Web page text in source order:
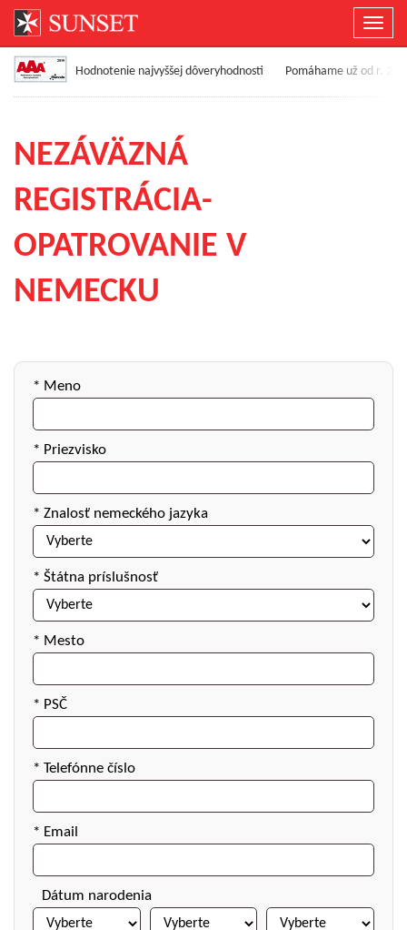
menu
Hodnotenie najvyššej dôveryhodnosti Pomáhame už od r.
NEZÁVÄZNÁ
REGISTRÁCIA-
OPATROVANIE V
NEMECKU
* Meno
* Priezvisko
* Znalosť nemeckého jazyka
* Štátna príslušnosť
* Mesto
* PSČ
* Telefónne číslo
* Email
Dátum narodenia